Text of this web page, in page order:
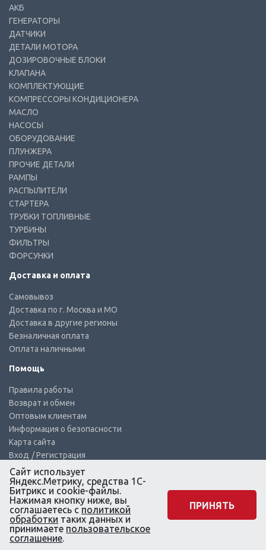
АКБ
ГЕНЕРАТОРЫ
ДАТЧИКИ
ДЕТАЛИ МОТОРА
ДОЗИРОВОЧНЫЕ БЛОКИ
КЛАПАНА
КОМПЛЕКТУЮЩИЕ
КОМПРЕССОРЫ КОНДИЦИОНЕРА
МАСЛО
НАСОСЫ
ОБОРУДОВАНИЕ
ПЛУНЖЕРА
ПРОЧИЕ ДЕТАЛИ
РАМПЫ
РАСПЫЛИТЕЛИ
СТАРТЕРА
ТРУБКИ ТОПЛИВНЫЕ
ТУРБИНЫ
ФИЛЬТРЫ
ФОРСУНКИ
Доставка и оплата
Самовывоз
Доставка по г. Москва и МО
Доставка в другие регионы
Безналичная оплата
Оплата наличными
Помощь
Правила работы
Возврат и обмен
Оптовым клиентам
Информация о безопасности
Карта сайта
Вход / Регистрация
О компании
О компании
Отзывы
Реквизиты
Контакты
Сайт использует
Яндекс.Метрику, средства 1С-
Битрикс и cookie-файлы.
Нажимая кнопку ниже, вы
соглашаетесь с политикой
обработки таких данных и
принимаете пользовательское
соглашение.
ПРИНЯТЬ